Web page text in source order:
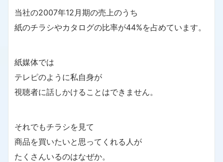
当社の2007年12月期の売上のうち
紙のチラシやカタログの比率が44%を占めています。
紙媒体では
テレピのように私自身が
視聴者に話しかけることはできません。
それでもチラシを見て
商品を買いたいと思ってくれる人が
たくさんいるのはなぜか。